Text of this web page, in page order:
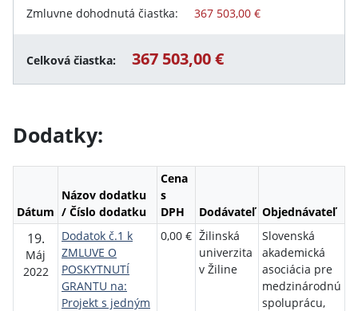
Zmluvne dohodnutá čiastka: 367 503,00 €
Celková čiastka: 367 503,00 €
Dodatky:
Dátum
Názov dodatku
/ Číslo dodatku
Cena
s
DPH
Dodávateľ Objednávateľ
19.
Máj
2022
Dodatok č.1 k
ZMLUVE O
POSKYTNUTÍ
GRANTU na:
Projekt s jedným
0,00 € Žilinská
univerzita
v Žiline
Slovenská
akademická
asociácia pre
medzinárodnú
spoluprácu,